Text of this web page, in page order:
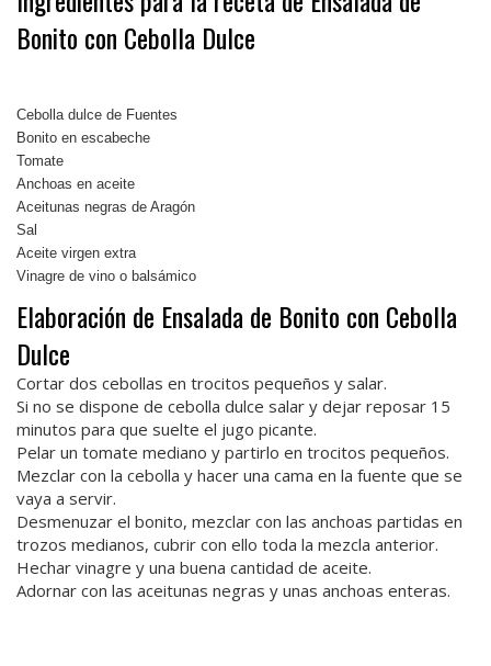
Bonito con Cebolla Dulce
Cebolla dulce de Fuentes
Bonito en escabeche
Tomate
Anchoas en aceite
Aceitunas negras de Aragón
Sal
Aceite virgen extra
Vinagre de vino o balsámico
Elaboración de Ensalada de Bonito con Cebolla
Dulce
Cortar dos cebollas en trocitos pequeños y salar.
Si no se dispone de cebolla dulce salar y dejar reposar 15
minutos para que suelte el jugo picante.
Pelar un tomate mediano y partirlo en trocitos pequeños.
Mezclar con la cebolla y hacer una cama en la fuente que se
vaya a servir.
Desmenuzar el bonito, mezclar con las anchoas partidas en
trozos medianos, cubrir con ello toda la mezcla anterior.
Hechar vinagre y una buena cantidad de aceite.
Adornar con las aceitunas negras y unas anchoas enteras.